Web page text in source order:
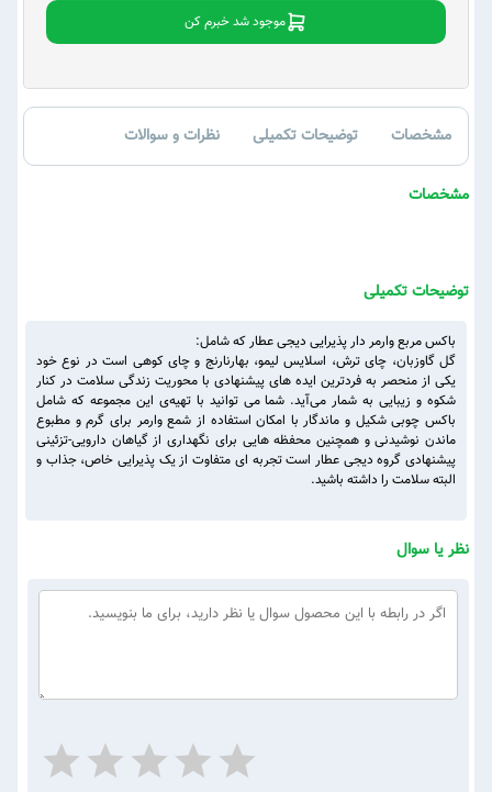
موجود شد خبرم کن
مشخصات توضیحات تکمیلی نظرات و سوالات
مشخصات
توضیحات تکمیلی
باکس مربع وارمر دار پذیرایی دیجی عطار که شامل:
گل گاوزبان، چای ترش، اسلایس لیمو، بهارنارنج و چای کوهی است در نوع خود
یکی از منحصر به فردترین ایده های پیشنهادی با محوریت زندگی سلامت در کنار
شکوه و زیبایی به شمار می‌آید. شما می توانید با تهیه‌ی این مجموعه که شامل
باکس چوبی شکیل و ماندگار با امکان استفاده از شمع وارمر برای گرم و مطبوع
ماندن نوشیدنی و همچنین محفظه هایی برای نگهداری از گیاهان دارویی-تزئینی
پیشنهادی گروه دیجی عطار است تجربه ای متفاوت از یک پذیرایی خاص، جذاب و
البته سلامت را داشته باشید.
نظر یا سوال